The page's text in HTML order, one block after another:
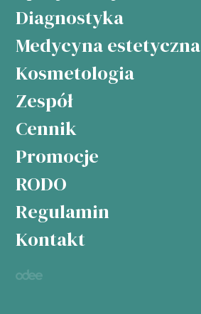
Diagnostyka
Medycyna estetyczna
Kosmetologia
Zespół
Cennik
Promocje
RODO
Regulamin
Kontakt